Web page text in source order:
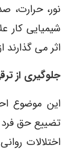
نور، حرارت،
شیمیایی کار
اثر می گذارند
جلوگیری از
این موضوع
تضییع حق فرد
اختلالات